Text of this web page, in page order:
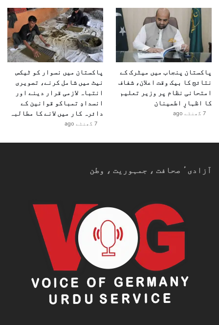
"یہ وقت ہے کہ دنیا بھر کے انسان
دوست افراد ایک دوسرے کا ساتھ دیں
اور سری لنکا کے متاثرہ عوام کی
مدد کے لیے آگے آئیں۔ ہمیں مل کر
اس بحران کا مقابلہ کرنا ہوگا۔”
پاکستان پنجاب میں میٹرک کے
نتائج کا بیک وقت اعلان، شفاف
امتحانی نظام پر وزیر تعلیم
کا اظہارِ اطمینان
7 گھنٹے ago
پاکستان میں نسوار کو ٹیکس
نیٹ میں شامل کرنے، تصویری
انتباہ لازمی قرار دینے اور
انسدادِ تمباکو قوانین کے
دائرہ کار میں لانے کا مطالبہ
7 گھنٹے ago
آزادیٴ صحافت ، جمہوریت ، وطن